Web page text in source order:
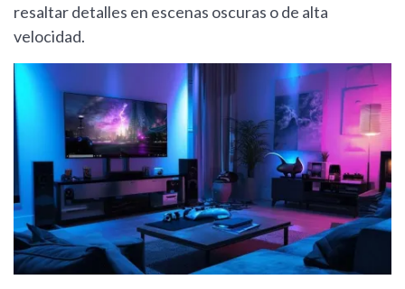
resaltar detalles en escenas oscuras o de alta
velocidad.